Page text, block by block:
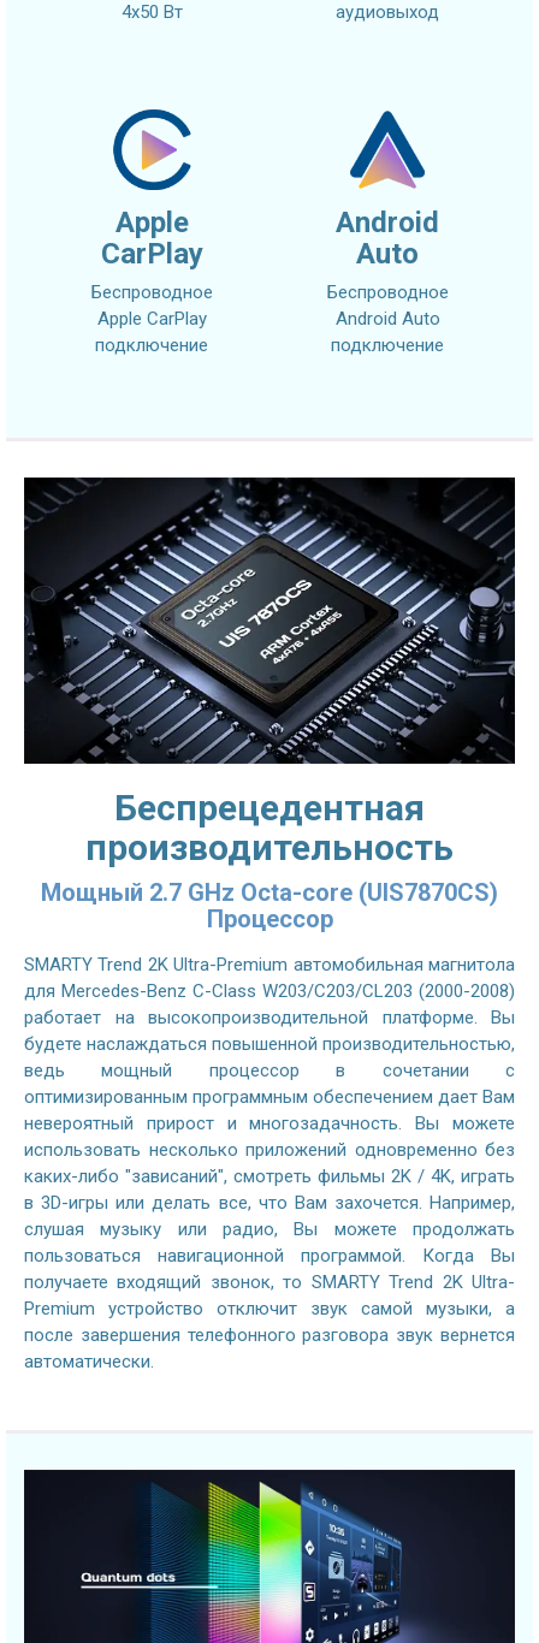
4x50 Вт
аудиовыход
Apple
CarPlay
Беспроводное
Apple CarPlay
подключение
Android
Auto
Беспроводное
Android Auto
подключение
Беспрецедентная
производительность
Мощный 2.7 GHz Octa-core (UIS7870CS)
Процессор
SMARTY Trend 2K Ultra-Premium автомобильная магнитола
для Mercedes-Benz C-Class W203/C203/CL203 (2000-2008)
работает на высокопроизводительной платформе. Вы
будете наслаждаться повышенной производительностью,
ведь мощный процессор в сочетании с
оптимизированным программным обеспечением дает Вам
невероятный прирост и многозадачность. Вы можете
использовать несколько приложений одновременно без
каких-либо "зависаний", смотреть фильмы 2K / 4K, играть
в 3D-игры или делать все, что Вам захочется. Например,
слушая музыку или радио, Вы можете продолжать
пользоваться навигационной программой. Когда Вы
получаете входящий звонок, то SMARTY Trend 2K Ultra-
Premium устройство отключит звук самой музыки, а
после завершения телефонного разговора звук вернется
автоматически.